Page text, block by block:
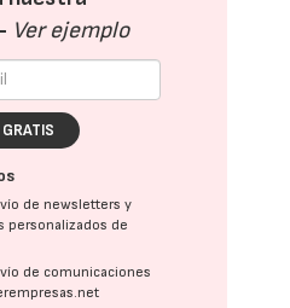
Ver ejemplo
de newsletters y
personalizados de
de comunicaciones